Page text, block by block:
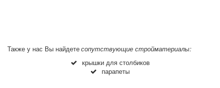
Также у нас Вы найдете сопутствующие стройматериалы:
крышки для столбиков
парапеты